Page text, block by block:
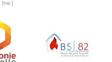
[top ]